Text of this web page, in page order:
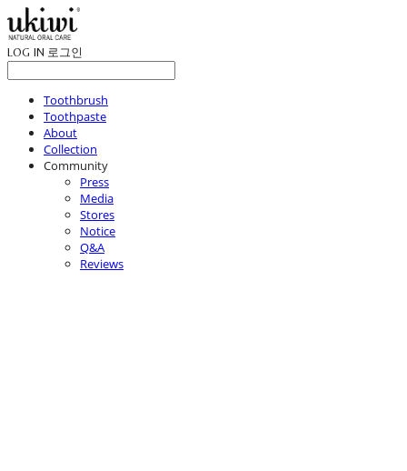
LOG IN 로그인
Toothbrush
Toothpaste
About
Collection
Community
Press
Media
Stores
Notice
Q&A
Reviews